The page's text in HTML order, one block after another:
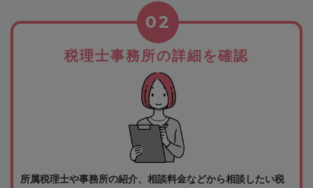
税理士事務所の詳細を確認
02
所属税理士や事務所の紹介、相談料金などから相談したい税